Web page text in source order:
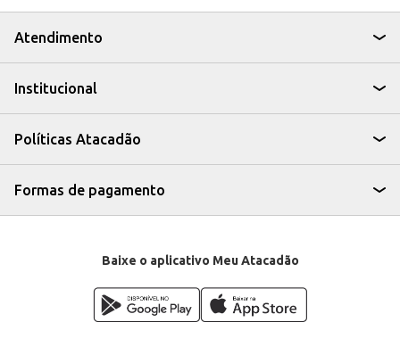
Atendimento
Institucional
Políticas Atacadão
Formas de pagamento
Baixe o aplicativo Meu Atacadão